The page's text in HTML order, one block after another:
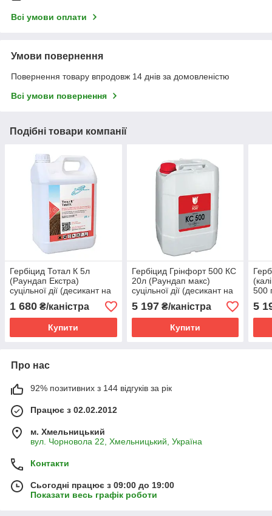
Всі умови оплати
Умови повернення
Повернення товару впродовж 14 днів за домовленістю
Всі умови повернення
Подібні товари компанії
Гербіцид Тотал К 5л
(Раундап Екстра)
суцільної дії (десикант на
зернобобових и
соняшнику) (калійна сіль
гліфосату)
1 680 ₴/каністра
Купити
Гербіцид Грінфорт 500 КС
20л (Раундап макс)
суцільної дії (десикант на
зернобобових и
соняшнику) (калійна сіль
гліфосату)
5 197₴/каністра
Купити
500
5
Про нас
92% позитивних з 144 відгуків за рік
Працює з 02.02.2012
м. Хмельницький
вул. Чорновола 22, Хмельницький, Україна
Контакти
Сьогодні працює з 09:00 до 19:00
Показати весь графік роботи